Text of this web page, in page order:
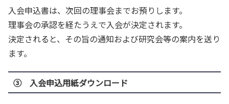
入会申込書は、次回の理事会までお預りします。
理事会の承認を経たうえで入会が決定されます。
決定されると、その旨の通知および研究会等の案内を送り
ます。
③ 入会申込用紙ダウンロード